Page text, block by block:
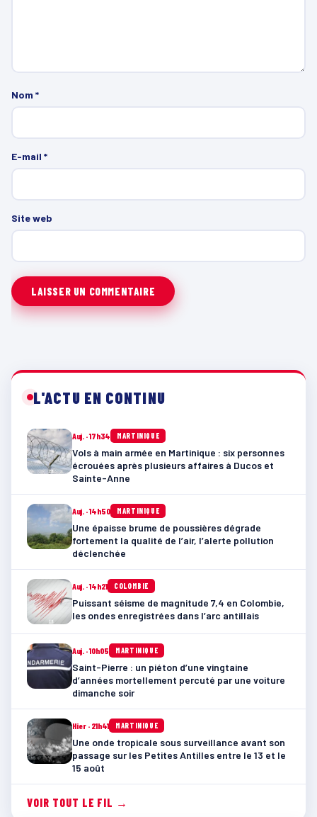
Nom *
E-mail *
Site web
L'ACTU EN CONTINU
Auj. · 17h34 MARTINIQUE
Vols à main armée en Martinique : six personnes
écrouées après plusieurs affaires à Ducos et
Sainte-Anne
Auj. · 14h50 MARTINIQUE
Une épaisse brume de poussières dégrade
fortement la qualité de l’air, l’alerte pollution
déclenchée
Auj. · 14h21 COLOMBIE
Puissant séisme de magnitude 7,4 en Colombie,
les ondes enregistrées dans l’arc antillais
Auj. · 10h05 MARTINIQUE
Saint-Pierre : un piéton d’une vingtaine
d’années mortellement percuté par une voiture
dimanche soir
Hier · 21h41 MARTINIQUE
Une onde tropicale sous surveillance avant son
passage sur les Petites Antilles entre le 13 et le
15 août
VOIR TOUT LE FIL →